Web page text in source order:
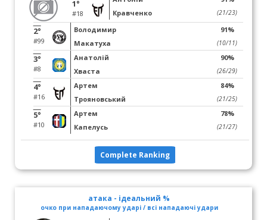
1°
#18
Кравченко
(21/23)
2°
#99
Володимир
Макатуха
91%
(10/11)
3°
#8
Анатолій
Хваста
90%
(26/29)
4°
#16
Артем
Трояновський
84%
(21/25)
5°
#10
Артем
Капелусь
78%
(21/27)
Complete Ranking
атака - ідеальний %
очко при нападаючому ударі / всі нападаючі удари